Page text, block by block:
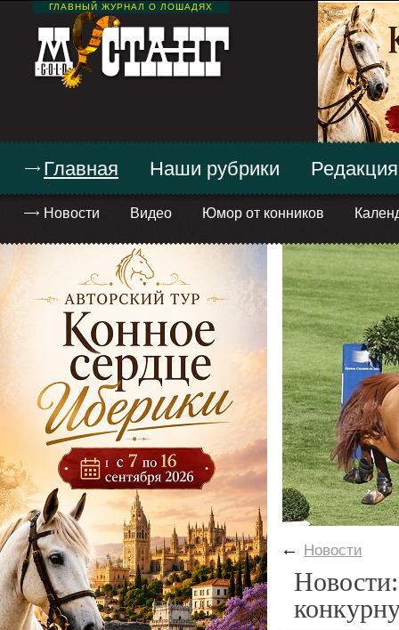
ГЛАВНЫЙ ЖУРНАЛ О ЛОШАДЯХ
Главная
Новости Видео Юмор от конников
Наши рубрики Редакция
← Новости